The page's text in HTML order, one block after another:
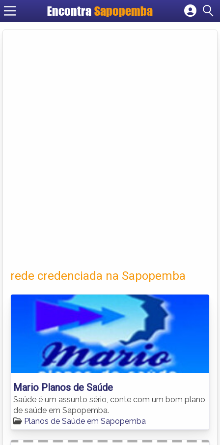
Encontra Sapopemba
Cadastrar empresa
rede credenciada na Sapopemba
Mario Planos de Saúde
Saúde é um assunto sério, conte com um bom plano
de saúde em Sapopemba.
Planos de Saúde em Sapopemba